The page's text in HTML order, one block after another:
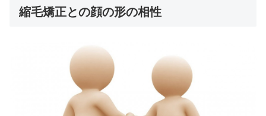
縮毛矯正との顔の形の相性